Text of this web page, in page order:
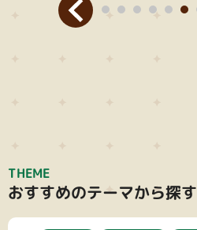
THEME
おすすめのテーマから探す